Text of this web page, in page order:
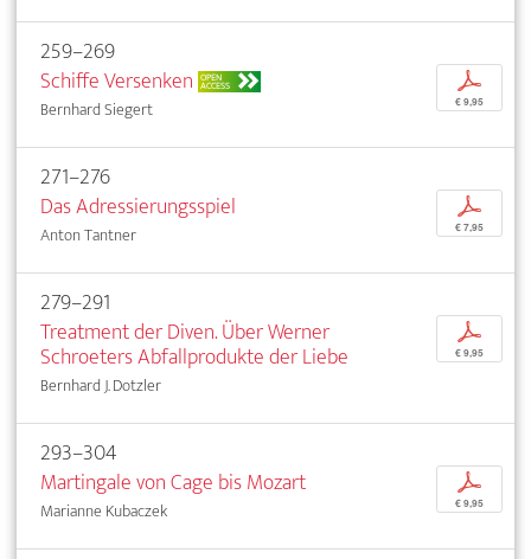
259–269
Schiffe Versenken OPEN
ACCESS
Bernhard Siegert
p
€ 9,95
271–276
Das Adressierungsspiel
Anton Tantner
p
€ 7,95
279–291
Treatment der Diven. Über Werner
Schroeters Abfallprodukte der Liebe
Bernhard J. Dotzler
p
€ 9,95
293–304
Martingale von Cage bis Mozart
Marianne Kubaczek
p
€ 9,95